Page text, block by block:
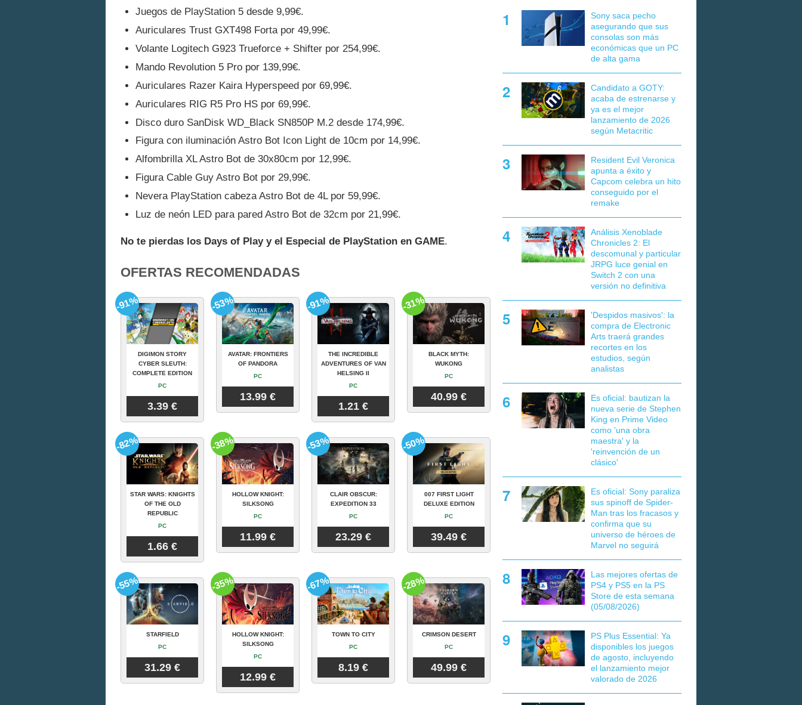
Juegos de PlayStation 5 desde 9,99€.
Auriculares Trust GXT498 Forta por 49,99€.
Volante Logitech G923 Trueforce + Shifter por 254,99€.
Mando Revolution 5 Pro por 139,99€.
Auriculares Razer Kaira Hyperspeed por 69,99€.
Auriculares RIG R5 Pro HS por 69,99€.
Disco duro SanDisk WD_Black SN850P M.2 desde 174,99€.
Figura con iluminación Astro Bot Icon Light de 10cm por 14,99€.
Alfombrilla XL Astro Bot de 30x80cm por 12,99€.
Figura Cable Guy Astro Bot por 29,99€.
Nevera PlayStation cabeza Astro Bot de 4L por 59,99€.
Luz de neón LED para pared Astro Bot de 32cm por 21,99€.
No te pierdas los Days of Play y el Especial de PlayStation en GAME.
OFERTAS RECOMENDADAS
DIGIMON STORY
CYBER SLEUTH:
COMPLETE EDITION
PC
3.39 €
-91%
AVATAR: FRONTIERS
OF PANDORA
PC
13.99 €
-53%
THE INCREDIBLE
ADVENTURES OF VAN
HELSING II
PC
1.21 €
-91%
BLACK MYTH:
WUKONG
PC
40.99 €
-31%
STAR WARS: KNIGHTS
OF THE OLD
REPUBLIC
PC
1.66 €
-82%
HOLLOW KNIGHT:
SILKSONG
PC
11.99 €
-38%
CLAIR OBSCUR:
EXPEDITION 33
PC
23.29 €
-53%
007 FIRST LIGHT
DELUXE EDITION
PC
39.49 €
-50%
STARFIELD
PC
31.29 €
-55%
HOLLOW KNIGHT:
SILKSONG
PC
12.99 €
-35%
TOWN TO CITY
PC
8.19 €
-67%
CRIMSON DESERT
PC
49.99 €
-28%
Sony saca pecho
asegurando que sus
consolas son más
económicas que un PC
de alta gama
Candidato a GOTY:
acaba de estrenarse y
ya es el mejor
lanzamiento de 2026
según Metacritic
Resident Evil Veronica
apunta a éxito y
Capcom celebra un hito
conseguido por el
remake
Análisis Xenoblade
Chronicles 2: El
descomunal y particular
JRPG luce genial en
Switch 2 con una
versión no definitiva
'Despidos masivos': la
compra de Electronic
Arts traerá grandes
recortes en los
estudios, según
analistas
Es oficial: bautizan la
nueva serie de Stephen
King en Prime Video
como 'una obra
maestra' y la
'reinvención de un
clásico'
Es oficial: Sony paraliza
sus spinoff de Spider-
Man tras los fracasos y
confirma que su
universo de héroes de
Marvel no seguirá
Las mejores ofertas de
PS4 y PS5 en la PS
Store de esta semana
(05/08/2026)
PS Plus Essential: Ya
disponibles los juegos
de agosto, incluyendo
el lanzamiento mejor
valorado de 2026